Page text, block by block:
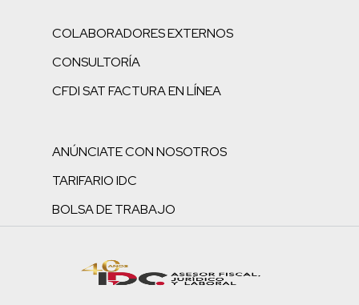
COLABORADORES EXTERNOS
CONSULTORÍA
CFDI SAT FACTURA EN LÍNEA
ANÚNCIATE CON NOSOTROS
TARIFARIO IDC
BOLSA DE TRABAJO